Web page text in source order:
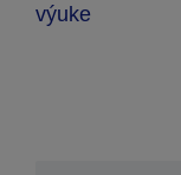
výuke